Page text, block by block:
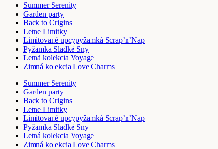
Summer Serenity
Garden party
Back to Origins
Letne Limitky
Limitované upcypyžamká Scrap’n’Nap
Pyžamka Sladké Sny
Letná kolekcia Voyage
Zimná kolekcia Love Charms
Summer Serenity
Garden party
Back to Origins
Letne Limitky
Limitované upcypyžamká Scrap’n’Nap
Pyžamka Sladké Sny
Letná kolekcia Voyage
Zimná kolekcia Love Charms